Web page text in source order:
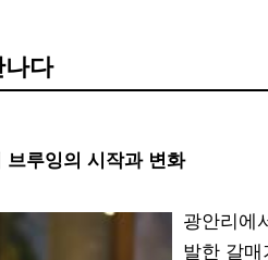
나다
브루잉의 시작과 변화
광안리에
발한 갈매